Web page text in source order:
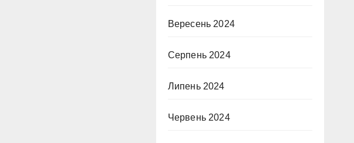
Вересень 2024
Серпень 2024
Липень 2024
Червень 2024